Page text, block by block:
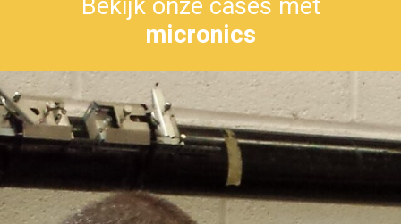
Bekijk onze cases met
micronics